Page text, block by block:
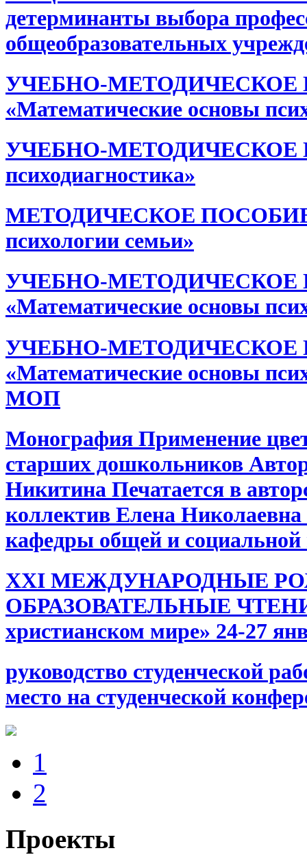
детерминанты выбора
общеобразовательных
УЧЕБНО-МЕТОДИЧЕСКОЕ
«Математические основы
УЧЕБНО-МЕТОДИЧЕСКОЕ
психодиагностика»
МЕТОДИЧЕСКОЕ ПОСОБИЕ
психологии семьи»
УЧЕБНО-МЕТОДИЧЕСКОЕ
«Математические основы
УЧЕБНО-МЕТОДИЧЕСКОЕ
«Математические основы
МОП
Монография Применение
старших дошкольников
Никитина Печатается в
коллектив Елена
кафедры общей и социальной
XXI МЕЖДУНАРОДНЫЕ
ОБРАЗОВАТЕЛЬНЫЕ ЧТЕНИЯ
христианском мире» 24-27
руководство студенческой
место на студенческой
1
2
Проекты